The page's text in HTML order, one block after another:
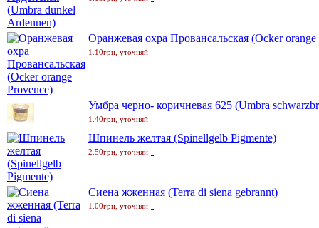
Оранжевая охра Провансальская (Ocker orange
1.10грн, уточняй
Умбра черно- коричневая 625 (Umbra
1.40грн, уточняй
Шпинель желтая (Spinellgelb Pigmente)
2.50грн, уточняй
Сиена жженная (Terra di siena gebrannt)
1.00грн, уточняй